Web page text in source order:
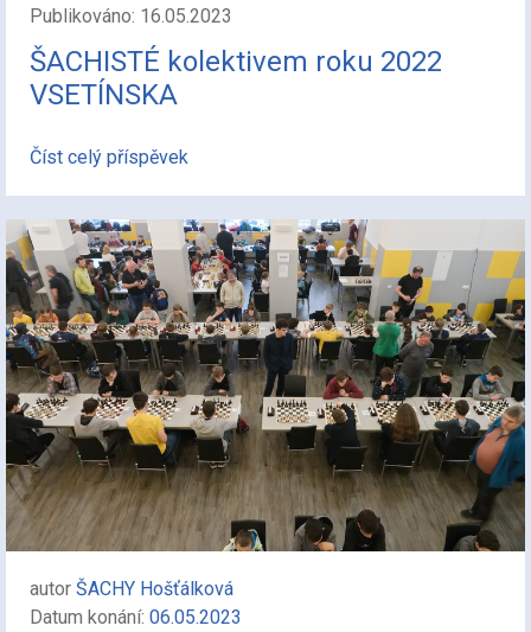
Publikováno: 16.05.2023
ŠACHISTÉ kolektivem roku 2022
VSETÍNSKA
Číst celý příspěvek
autor ŠACHY Hošťálková
Datum konání: 06.05.2023